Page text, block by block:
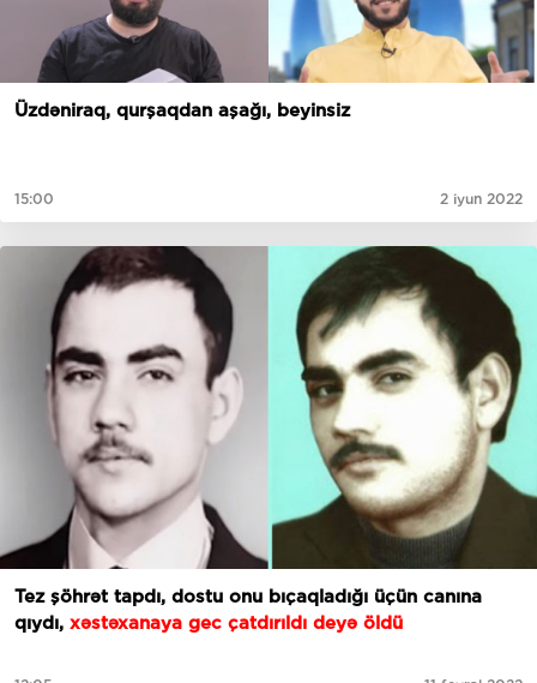
Üzdəniraq, qurşaqdan aşağı, beyinsiz
15:00 2 iyun 2022
Tez şöhrət tapdı, dostu onu bıçaqladığı üçün canına
qıydı, xəstəxanaya gec çatdırıldı deyə öldü